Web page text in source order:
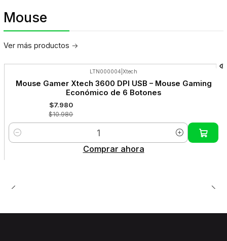
Mouse
Ver más productos
-27%
OFF
LTN000004 Xtech
Mouse Gamer Xtech 3600 DPI USB – Mouse Gaming
Económico de 6 Botones
$7.980
$10.980
Cantidad
Comprar ahora